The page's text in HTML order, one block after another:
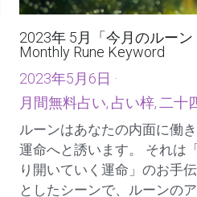
2023年 5月「今月のルーン
2023年5月6日·
月間無料占い,占い梓,二十